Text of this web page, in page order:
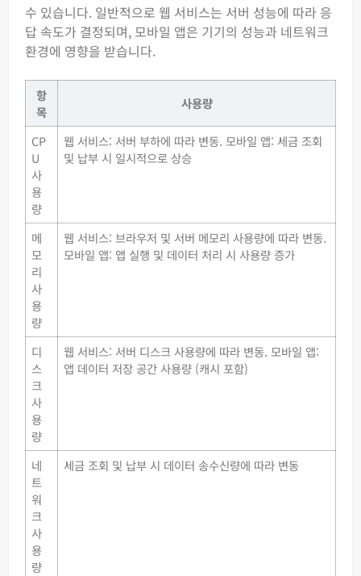
수 있습니다. 일반적으로 웹 서비스는 서버 성능에 따라 응
답 속도가 결정되며, 모바일 앱은 기기의 성능과 네트워크
환경에 영향을 받습니다.
항
목
사용량
CP
U
사
용
량
웹 서비스: 서버 부하에 따라 변동. 모바일 앱: 세금 조회
및 납부 시 일시적으로 상승
메
모
리
사
용
량
웹 서비스: 브라우저 및 서버 메모리 사용량에 따라 변동.
모바일 앱: 앱 실행 및 데이터 처리 시 사용량 증가
디
스
크
사
용
량
웹 서비스: 서버 디스크 사용량에 따라 변동. 모바일 앱:
앱 데이터 저장 공간 사용량 (캐시 포함)
네
트
워
크
사
용
량
세금 조회 및 납부 시 데이터 송수신량에 따라 변동